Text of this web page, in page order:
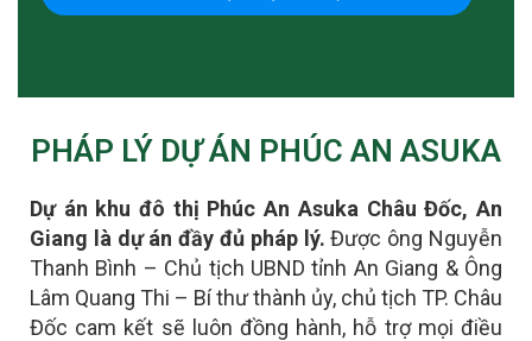
PHÁP LÝ DỰ ÁN PHÚC AN ASUKA
Dự án khu đô thị Phúc An Asuka Châu Đốc, An
Giang là dự án đầy đủ pháp lý.Được ông Nguyễn
Thanh Bình – Chủ tịch UBND tỉnh An Giang & Ông
Lâm Quang Thi – Bí thư thành ủy, chủ tịch TP. Châu
Đốc cam kết sẽ luôn đồng hành, hỗ trợ mọi điều